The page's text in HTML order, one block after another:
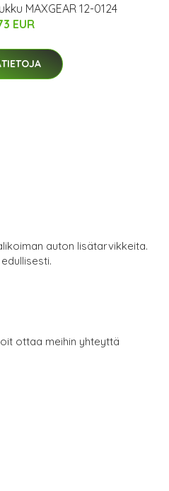
MAXGEAR 12-0124
EUR
auton lisätarvikkeita.
ottaa meihin yhteyttä